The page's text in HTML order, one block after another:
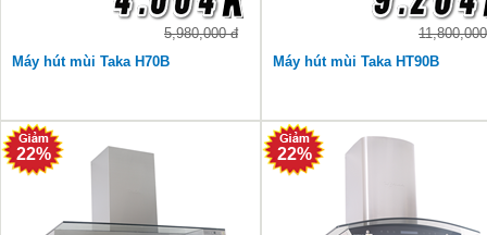
5,980,000 đ
Máy hút mùi Taka H70B
Máy hút mùi Taka HT90B
22% 22%